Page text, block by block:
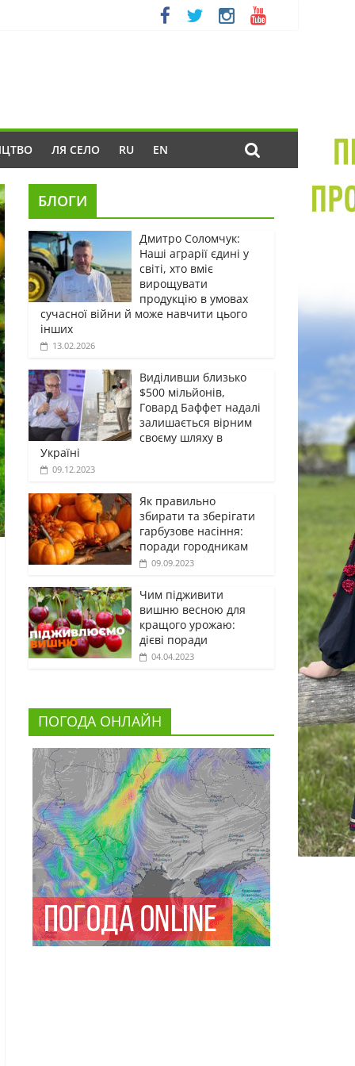
ЛЯ СЕЛО RU EN
БЛОГИ
Дмитро Соломчук:
Наші аграрії єдині у
світі, хто вміє
вирощувати
продукцію в умовах
сучасної війни й може навчити цього
інших
13.02.2026
Виділивши близько
$500 мільйонів,
Говард Баффет надалі
залишається вірним
своєму шляху в
Україні
09.12.2023
Як правильно
збирати та зберігати
гарбузове насіння:
поради городникам
09.09.2023
Чим підживити
вишню весною для
кращого урожаю:
дієві поради
04.04.2023
ПОГОДА ОНЛАЙН